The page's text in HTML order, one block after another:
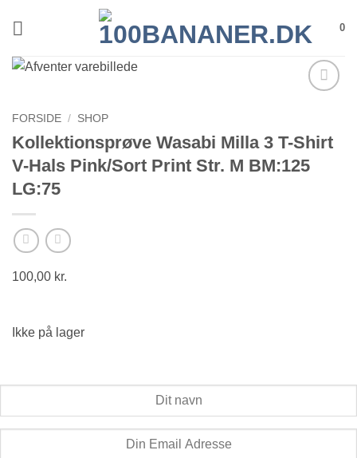
0
FORSIDE / SHOP
Kollektionsprøve Wasabi Milla 3 T-Shirt
V-Hals Pink/Sort Print Str. M BM:125
LG:75
100,00 kr.
Ikke på lager